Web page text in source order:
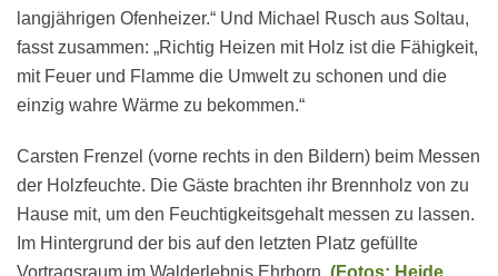
langjährigen Ofenheizer.“ Und Michael Rusch aus Soltau,
fasst zusammen: „Richtig Heizen mit Holz ist die Fähigkeit,
mit Feuer und Flamme die Umwelt zu schonen und die
einzig wahre Wärme zu bekommen.“
Carsten Frenzel (vorne rechts in den Bildern) beim Messen
der Holzfeuchte. Die Gäste brachten ihr Brennholz von zu
Hause mit, um den Feuchtigkeitsgehalt messen zu lassen.
Im Hintergrund der bis auf den letzten Platz gefüllte
Vortragsraum im Walderlebnis Ehrhorn. (Fotos: Heide